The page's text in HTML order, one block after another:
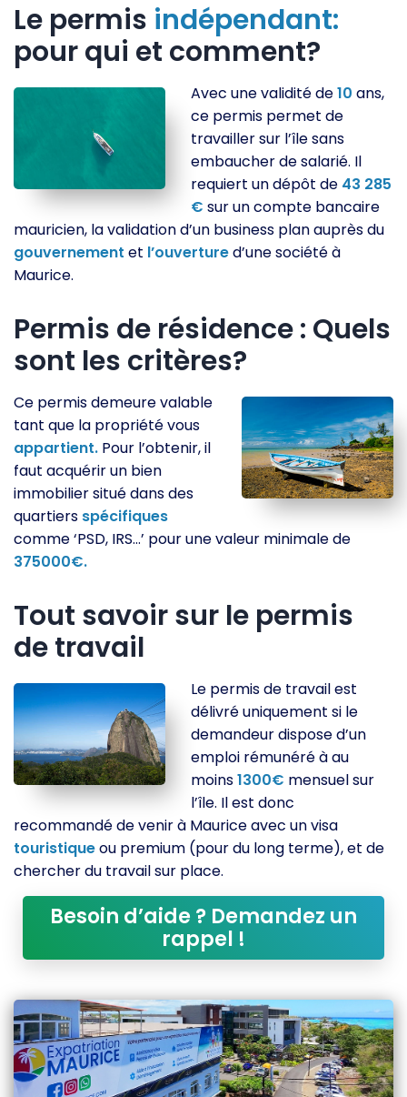
Le permis indépendant:
pour qui et comment?
Avec une validité de10 ans,
ce permis permet de
travailler sur l’île sans
embaucher de salarié. Il
requiert un dépôt de 43 285
€ sur un compte bancaire
mauricien, la validation d’un business plan auprès du
gouvernement et l’ouvertured’une société à
Maurice.
Permis de résidence : Quels
sont les critères?
Ce permis demeure valable
tant que la propriété vous
appartient. Pour l’obtenir, il
faut acquérir un bien
immobilier situé dans des
quartiers spécifiques
comme ‘PSD, IRS…’ pour une valeur minimale de
375000€.
Tout savoir sur le permis
de travail
Le permis de travail est
délivré uniquement si le
demandeur dispose d’un
emploi rémunéré à au
moins1300€ mensuel sur
l’île. Il est donc
recommandé de venir à Maurice avec un visa
touristiqueou premium (pour du long terme), et de
chercher du travail sur place.
Besoin d’aide ? Demandez un
rappel !